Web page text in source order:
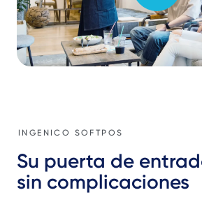
INGENICO SOFTPOS
Su puerta de
sin complicaciones